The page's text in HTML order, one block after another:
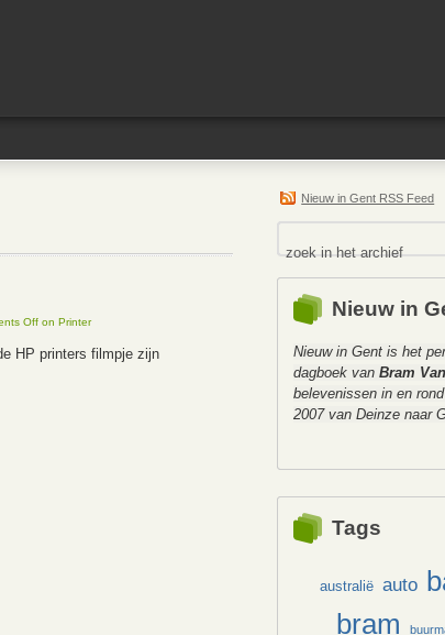
Off on Printer
HP printers filmpje zijn
Nieuw in Gent RSS Feed
Nieuw in
Nieuw in Gent is het
dagboek van Bram
belevenissen in en
2007 van Deinze naar
Tags
australië auto
bram